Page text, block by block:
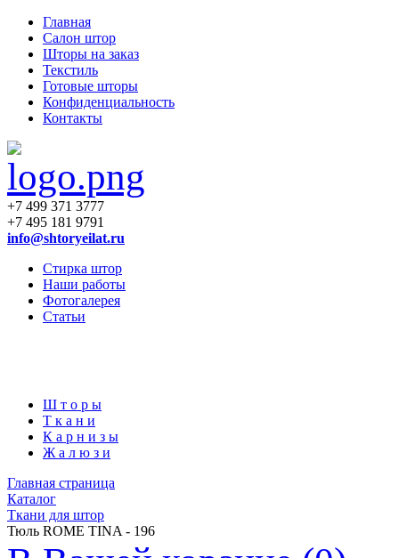
Главная
Салон штор
Шторы на заказ
Текстиль
Готовые шторы
Конфиденциальность
Контакты
+7 499 371 3777
+7 495 181 9791
info@shtoryeilat.ru
Стирка штор
Наши работы
Фотогалерея
Статьи
Ш т о р ы
Т к а н и
К а р н и з ы
Ж а л ю з и
Главная страница
Каталог
Ткани для штор
Тюль ROME TINA - 196